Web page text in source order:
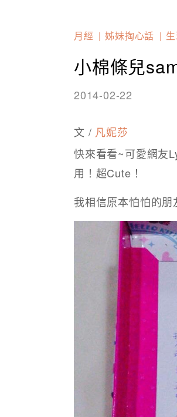
月經 姊妹掏心話
小棉條兒
2014-02-22
文 / 凡妮莎
快來看看~可愛網友
用！超Cute！
我相信原本怕怕的朋